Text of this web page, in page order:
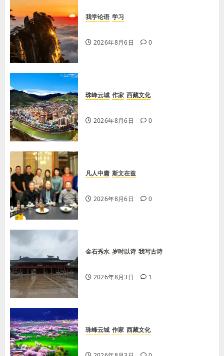
我学论语 学习
2026年8月6日 0
珠峰云城 作家 西藏文化
2026年8月6日 0
凡人中庸 斯文在兹
2026年8月6日 0
金石秀水 岁时以诗 我写古诗
2026年8月3日 1
珠峰云城 作家 西藏文化